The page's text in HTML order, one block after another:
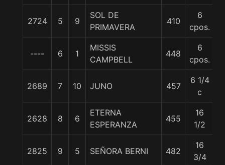
2724 5 9
SOL DE
PRIMAVERA
410
6
cpos.
---- 6 1
MISSIS
CAMPBELL
448
6
cpos.
2689 7 10 JUNO 457
6 1/4
c
2628 8 6
ETERNA
ESPERANZA
455
16
1/2
2825 9 5 SEÑORA BERNI 482
16
3/4